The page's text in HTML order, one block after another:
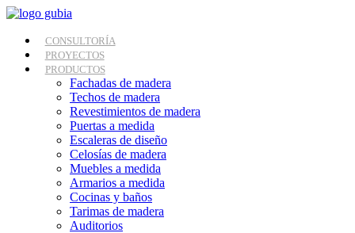
Ir
contenidoCONSULTORÍA
PROYECTOS
PRODUCTOS
Fachadas de madera
Techos de madera
Revestimientos de madera
Puertas a medida
Escaleras de diseño
Celosías de madera
Muebles a medida
Armarios a medida
Cocinas y baños
Tarimas de madera
Auditorios